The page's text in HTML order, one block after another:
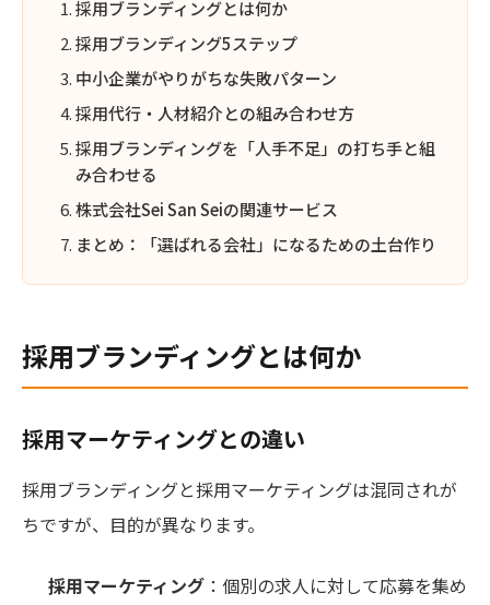
採用ブランディングとは何か
採用ブランディング5ステップ
中小企業がやりがちな失敗パターン
採用代行・人材紹介との組み合わせ方
採用ブランディングを「人手不足」の打ち手と組
み合わせる
株式会社Sei San Seiの関連サービス
まとめ：「選ばれる会社」になるための土台作り
採用ブランディングとは何か
採用マーケティングとの違い
採用ブランディングと採用マーケティングは混同されが
ちですが、目的が異なります。
採用マーケティング ：個別の求人に対して応募を集め